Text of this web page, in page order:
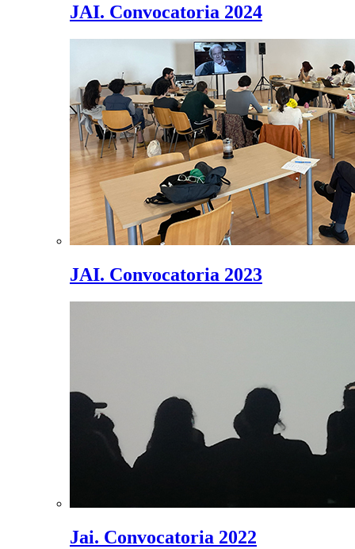
JAI. Convocatoria 2024
JAI. Convocatoria 2023
Jai. Convocatoria 2022